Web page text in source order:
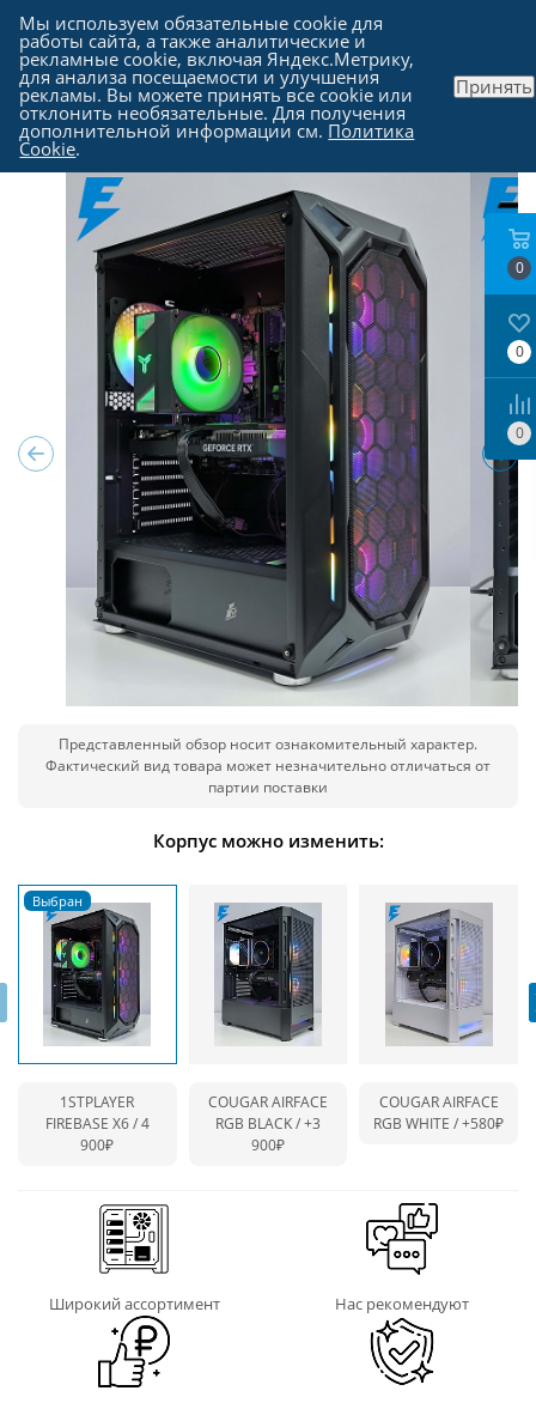
Каталог - Компьютеры в Москве
Представленный обзор носит ознакомительный характер.
Фактический вид товара может незначительно отличаться от
партии поставки
Корпус можно изменить:
1STPLAYER
FIREBASE X6 / 4
900₽
COUGAR AIRFACE
RGB BLACK /+3
900₽
COUGAR AIRFACE
RGB WHITE /+580₽
Широкий ассортимент Нас рекомендуют
0
0
0
Мы используем обязательные cookie для
работы сайта, а также аналитические и
рекламные cookie, включая Яндекс.Метрику,
для анализа посещаемости и улучшения
рекламы. Вы можете принять все cookie или
отклонить необязательные. Для получения
дополнительной информации см. Политика
Cookie.
Принять